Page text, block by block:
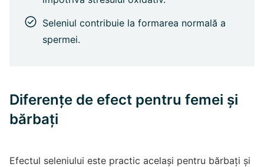
Seleniul contribuie la formarea normală a
spermei.
Diferențe de efect pentru femei și
bărbați
Efectul seleniului este practic același pentru bărbați și